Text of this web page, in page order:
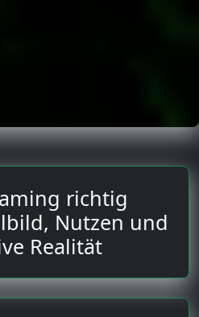
richtig
Nutzen und
Realität